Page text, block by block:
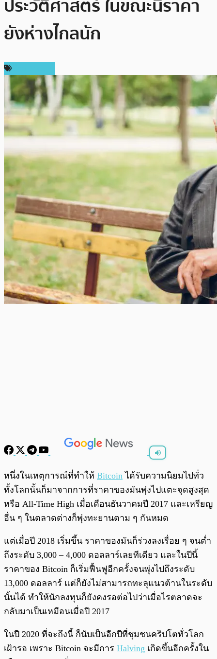
ประวัติศาสตร์ ในขณะนี้ราคา
ยังห่างไกลนัก
0:00 /0:00
หนึ่งในเหตุการณ์ที่ทำให้ Bitcoin ได้รับความนิยมไปทั่ว
ทั้งโลกนั้นก็มาจากการที่ราคาของมันพุ่งไปแตะจุดสูงสุด
หรือ All-Time High เมื่อเดือนธันวาคมปี 2017 และเหรียญ
อื่น ๆ ในตลาดต่างก็พุ่งทะยานตาม ๆ กันหมด
แต่เมื่อปี 2018 เริ่มขึ้น ราคาของมันก็ร่วงลงเรื่อย ๆ จนต่ำ
ถึงระดับ 3,000 – 4,000 ดอลลาร์เลยทีเดียว และในปีนี้
ราคาของ Bitcoin ก็เริ่มฟื้นฟูอีกครั้งจนพุ่งไปถึงระดับ
13,000 ดอลลาร์ แต่ก็ยังไม่สามารถทะลุแนวต้านในระดับ
นั้นได้ ทำให้นักลงทุนก็ยังคงรอต่อไปว่าเมื่อไรตลาดจะ
กลับมาเป็นเหมือนเมื่อปี 2017
ในปี 2020 ที่จะถึงนี้ ก็นับเป็นอีกปีที่ชุมชนคริปโตทั่วโลก
เฝ้ารอ เพราะ Bitcoin จะมีการ Halving เกิดขึ้นอีกครั้งใน